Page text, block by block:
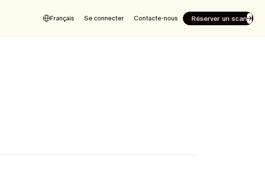
Français Se connecter Contacte-nous Réserver un scan